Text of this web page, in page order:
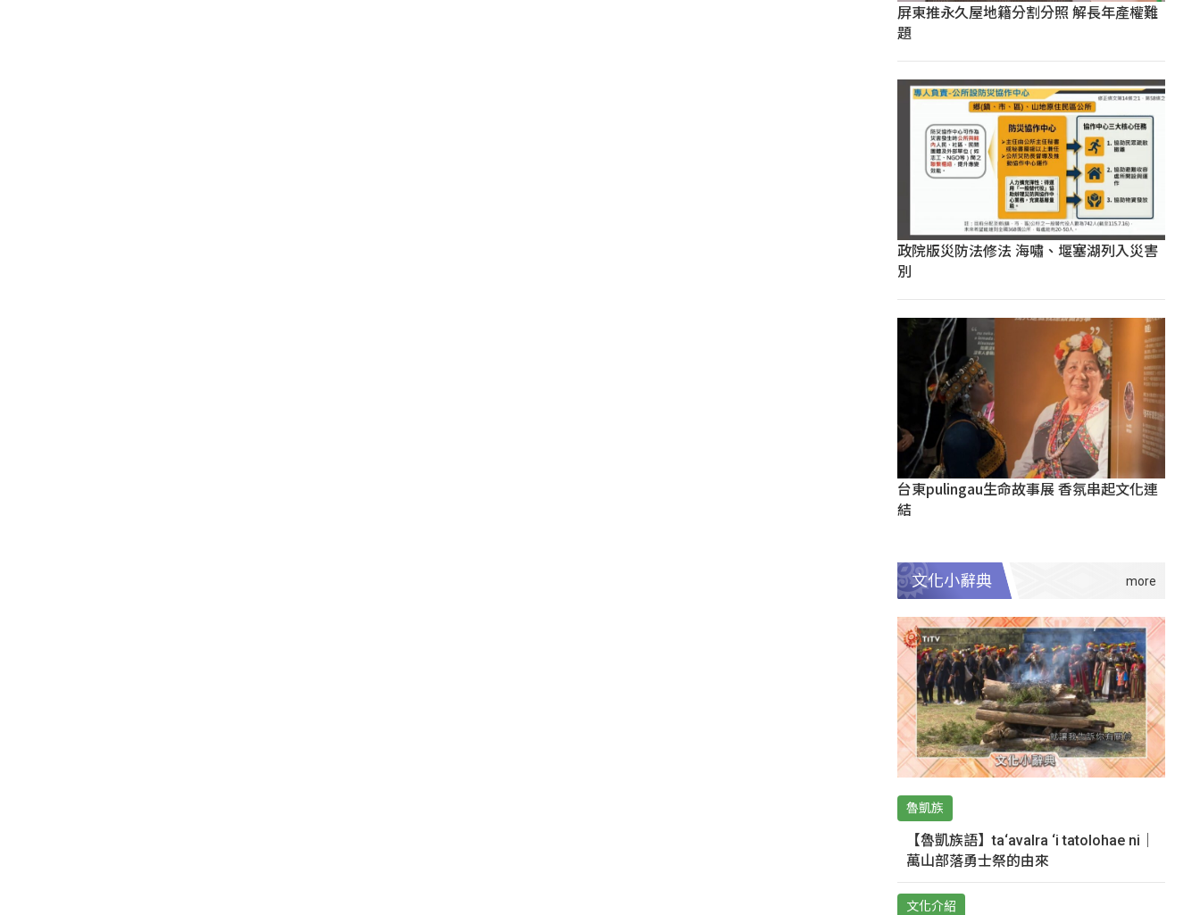
屏東推永久屋地籍分割分照 解長年產權難
題
政院版災防法修法 海嘯、堰塞湖列入災害
別
台東pulingau生命故事展 香氛串起文化連
結
文化小辭典
魯凱族
【魯凱族語】ta‘avalra ‘i tatolohae ni｜
萬山部落勇士祭的由來
文化介紹